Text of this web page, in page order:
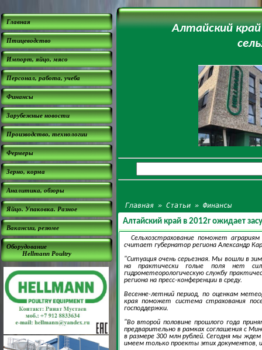
Главная
Птицеводство
Импорт, яйцо, мясо
Персонал, работа, учеба
Финансы
Зарубежные новости
Производство, технологии
Фермеры
Зерно, корма
Аналитика, обзоры
Яйцо. Упаковка. Разное
Вакансии, резюме
Оборудование
Hellmann Poultry
Алтайский
Главная »Статьи »Финансы
Алтайский край в 2012г ожидает
Сельхозстрахование поможет
считает губернатор региона Александр
"Ситуация очень серьезная. Мы вошли в
на практически голые поля нет
гидрометеорологическую службу
региона на пресс-конференции в среду.
Весенне-летний период, по оценкам
края поможет система страхования
господдержки.
"Во второй половине прошлого года
предварительно в рамках соглашения с
в размере 300 млн рублей. Сегодня мы
имеем только проекты этих документов,